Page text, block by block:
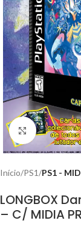
Click to
Início PS1 PS1 -
LONGBOX
– C/ MIDIA